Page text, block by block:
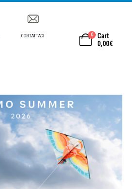
CONTATTACI 0
Cart
0,00€